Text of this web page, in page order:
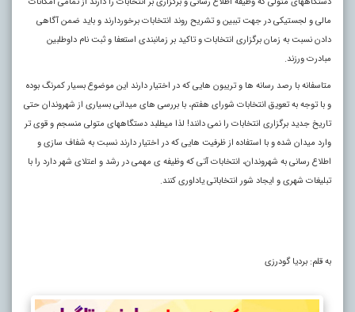
مالی و لجستیکی در جهت تببین و تشریح روند انتخابات برخوردارند و باید ضمن آگاهی
دادن نسبت به زمان برگزاری انتخابات و تاکید بر زمانبندی استعفا و ثبت نام داوطلبین
مبادرت ورزند.
متاسفانه با رصد رسانه ها و تریبون هایی که در اختیار دارند این موضوع بسیار کمرنگ بوده
و با توجه به تعویق انتخابات شورای هفتم، با بررسی های میدانی بسیاری از شهروندان حتی
تاریخ جدید برگزاری انتخابات را نمی دانند! لذا میطلبد دستگاههای متولی منسجم و قوی تر
وارد میدان شده و با استفاده از ظرفیت هایی که در اختیار دارند نسبت به شفاف سازی و
اطلاع رسانی به شهروندان، انتخابات آتی که وظیفه ی مهمی در رشد و اعتلای شهر دارد را با
تبلیغات شهری و ایجاد شور انتخاباتی یاداوری کنند.
به قلم: بردیا گودرزی